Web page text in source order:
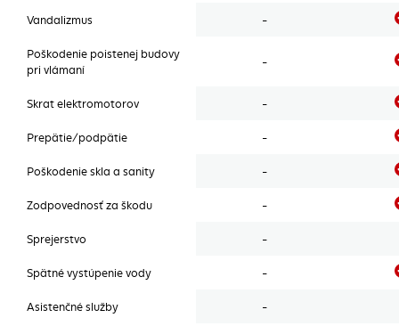
Vandalizmus -
Poškodenie poistenej budovy
pri vlámaní
-
Skrat elektromotorov -
Prepätie/podpätie -
Poškodenie skla a sanity -
Zodpovednosť za škodu -
Sprejerstvo -
Spätné vystúpenie vody -
Asistenčné služby -